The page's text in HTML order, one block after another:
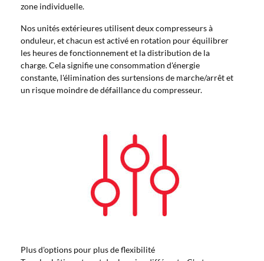
zone individuelle.
Nos unités extérieures utilisent deux compresseurs à
onduleur, et chacun est activé en rotation pour équilibrer
les heures de fonctionnement et la distribution de la
charge. Cela signifie une consommation d'énergie
constante, l'élimination des surtensions de marche/arrêt et
un risque moindre de défaillance du compresseur.
Plus d'options pour plus de flexibilité